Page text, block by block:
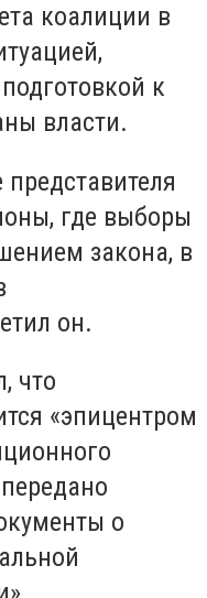
коалиции в
к
власти.
где выборы
закона, в
он.
что
«эпицентром
о